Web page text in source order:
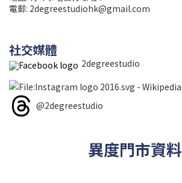
電郵: 2degreestudiohk@gmail.com
社交媒體
2degreestudio
@2degreestudio
異度門市資料